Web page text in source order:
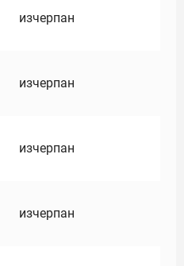
изчерпан
изчерпан
изчерпан
изчерпан